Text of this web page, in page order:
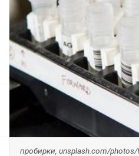
пробирки, unsplash.com/photos/